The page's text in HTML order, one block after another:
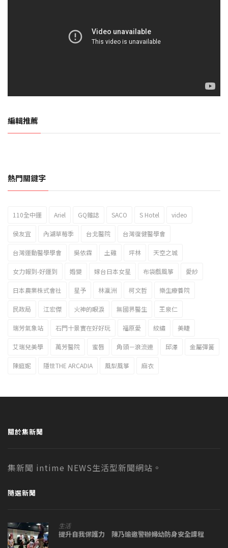
編輯推薦
2023新北市北海岸國際風箏節「風在石起」霸氣回歸
熱門關鍵字
110全中運 Ariel GQ雜誌 SACO S Hotel video
侯友宜 內湖草莓季 台北醫院 台灣復健醫學會
台灣運動醫學學會 吳依霖 土雞 坪林 天空之城
女力報到-好運到 婚變 嫁台日本女星 布袋戲風箏 愛紗
日本農業株式會社 星予 林瀛洲 柯文哲 樂生療養院
民政局 江宏傑 火神的眼淚 無國界醫生 王泉仁
瑞芳氣象站 石門十景實在好好玩 福原愛 紋繡 美睫
艾瑞兒美學 萬芳醫院 蜜唇 角頭－浪流連 邱澤 金屬彈簧
陳庭妮 隱世THE ARCADIA 風梨風箏 麻衣
關於集新聞
集新聞 intime NEWS生活型新聞網站。
隨選新聞
生活
提升自我保護力 陳乃瑜邀警辦婦幼防身安全課程